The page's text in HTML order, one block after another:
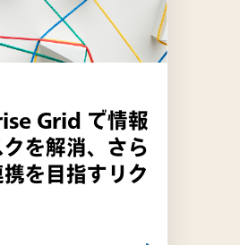
Grid で情報
を解消、さら
を目指すリク